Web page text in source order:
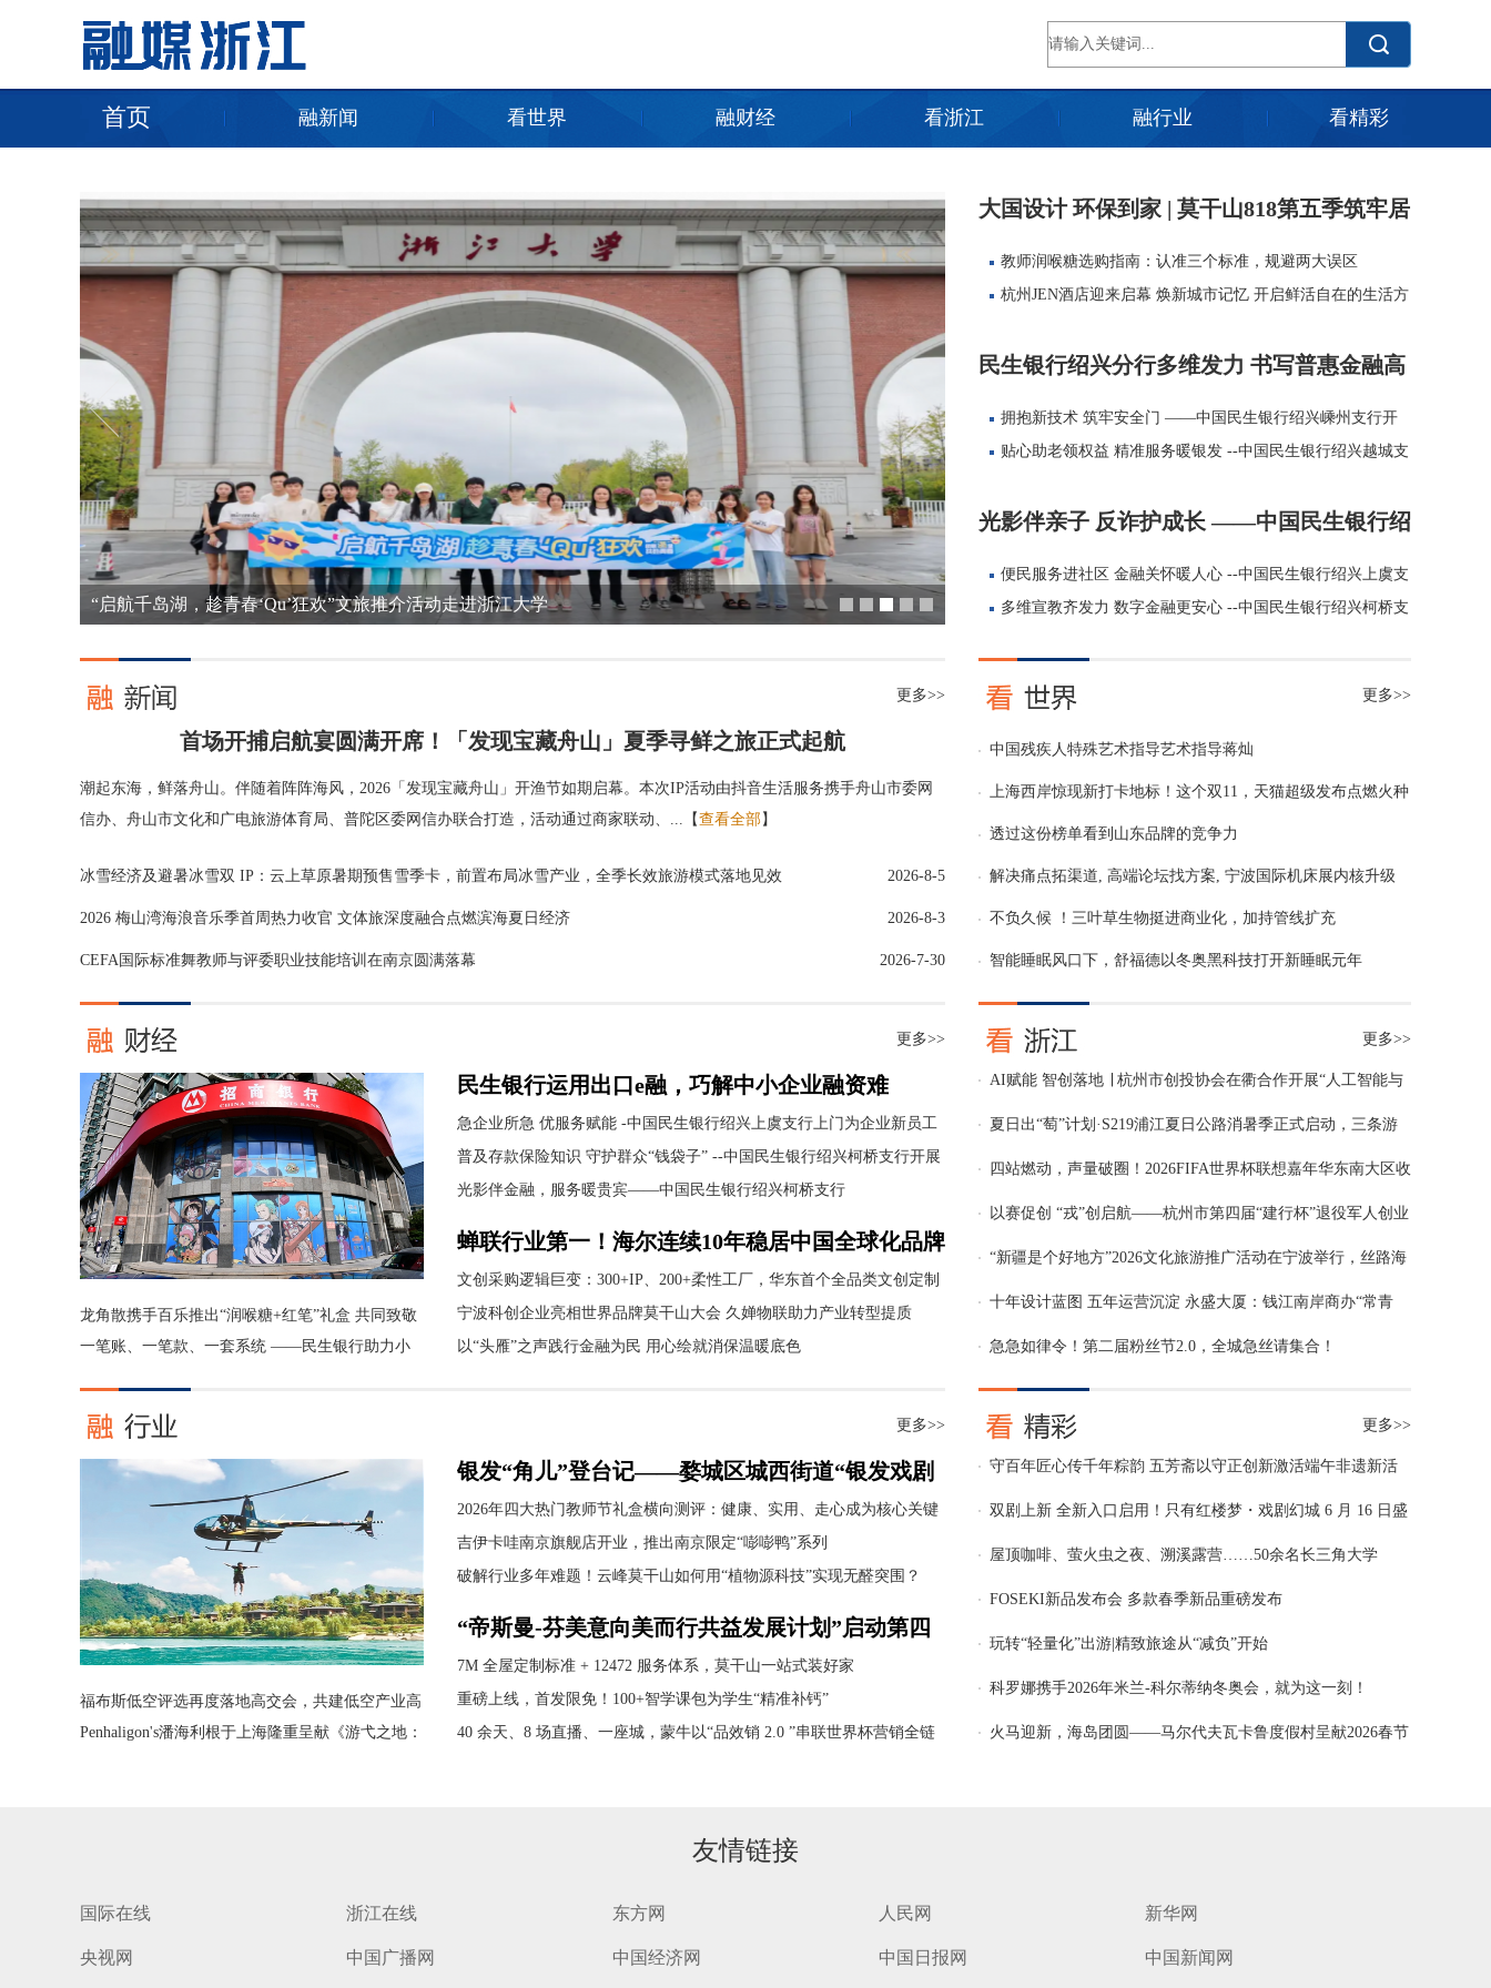
首页 融新闻 看世界 融财经 看浙江 融行业 看精彩
“启航千岛湖，趁青春‘Qu’狂欢”文旅推介活动走进浙江大学
大国设计 环保到家 | 莫干山818第五季筑牢居
教师润喉糖选购指南：认准三个标准，规避两大误区
杭州JEN酒店迎来启幕 焕新城市记忆 开启鲜活自在的生活方
民生银行绍兴分行多维发力 书写普惠金融高
拥抱新技术 筑牢安全门 ——中国民生银行绍兴嵊州支行开
展七月数字金融工具和数据安全宣传月活动
贴心助老领权益 精准服务暖银发 --中国民生银行绍兴越城支
光影伴亲子 反诈护成长 ——中国民生银行绍
便民服务进社区 金融关怀暖人心 --中国民生银行绍兴上虞支
行上门为社区提供金融便民服务
多维宣教齐发力 数字金融更安心 --中国民生银行绍兴柯桥支
更多>>
首场开捕启航宴圆满开席！「发现宝藏舟山」夏季寻鲜之旅正式起航
潮起东海，鲜落舟山。伴随着阵阵海风，2026「发现宝藏舟山」开渔节如期启幕。本次IP活动由抖音生活服务携手舟山市委网
信办、舟山市文化和广电旅游体育局、普陀区委网信办联合打造，活动通过商家联动、...【查看全部】
2026-8-5
冰雪经济及避暑冰雪双 IP：云上草原暑期预售雪季卡，前置布局冰雪产业，全季长效旅游模式落地见效
2026-8-3
2026 梅山湾海浪音乐季首周热力收官 文体旅深度融合点燃滨海夏日经济
2026-7-30
CEFA国际标准舞教师与评委职业技能培训在南京圆满落幕
更多>>
中国残疾人特殊艺术指导艺术指导蒋灿
上海西岸惊现新打卡地标！这个双11，天猫超级发布点燃火种
透过这份榜单看到山东品牌的竞争力
解决痛点拓渠道, 高端论坛找方案, 宁波国际机床展内核升级
不负久候 ！三叶草生物挺进商业化，加持管线扩充
智能睡眠风口下，舒福德以冬奥黑科技打开新睡眠元年
更多>>
龙角散携手百乐推出“润喉糖+红笔”礼盒 共同致敬
教师节
一笔账、一笔款、一套系统 ——民生银行助力小
民生银行运用出口e融，巧解中小企业融资难
急企业所急 优服务赋能 -中国民生银行绍兴上虞支行上门为企业新员工
集中开立工资卡
普及存款保险知识 守护群众“钱袋子” --中国民生银行绍兴柯桥支行开展
存款保险宣传活动
光影伴金融，服务暖贵宾——中国民生银行绍兴柯桥支行
蝉联行业第一！海尔连续10年稳居中国全球化品牌
十强
文创采购逻辑巨变：300+IP、200+柔性工厂，华东首个全品类文创定制
供应链落地上海
宁波科创企业亮相世界品牌莫干山大会 久婵物联助力产业转型提质
以“头雁”之声践行金融为民 用心绘就消保温暖底色
更多>>
AI赋能 智创落地 ∣ 杭州市创投协会在衢合作开展“人工智能与
OPC创新模式”科学咖啡馆活动
夏日出“萄”计划·S219浦江夏日公路消暑季正式启动，三条游
线发布，百人自驾团首发体验
四站燃动，声量破圈！2026FIFA世界杯联想嘉年华东南大区收
官
以赛促创 “戎”创启航——杭州市第四届“建行杯”退役军人创业
创新大赛圆满落幕
“新疆是个好地方”2026文化旅游推广活动在宁波举行，丝路海
港牵手陆丝枢纽，共谱文旅交流新篇
十年设计蓝图 五年运营沉淀 永盛大厦：钱江南岸商办“常青
树”的进阶之路
急急如律令！第二届粉丝节2.0，全城急丝请集合！
更多>>
福布斯低空评选再度落地高交会，共建低空产业高
质量发展平台
Penhaligon's潘海利根于上海隆重呈献《游弋之地：
银发“角儿”登台记——婺城区城西街道“银发戏剧
社” 让困境老人从“被关怀”变“发光者”
2026年四大热门教师节礼盒横向测评：健康、实用、走心成为核心关键
词
吉伊卡哇南京旗舰店开业，推出南京限定“嘭嘭鸭”系列
破解行业多年难题！云峰莫干山如何用“植物源科技”实现无醛突围？
“帝斯曼-芬美意向美而行共益发展计划”启动第四
7M 全屋定制标准 + 12472 服务体系，莫干山一站式装好家
重磅上线，首发限免！100+智学课包为学生“精准补钙”
40 余天、8 场直播、一座城，蒙牛以“品效销 2.0 ”串联世界杯营销全链
更多>>
守百年匠心传千年粽韵 五芳斋以守正创新激活端午非遗新活
力
双剧上新 全新入口启用！只有红楼梦・戏剧幻城 6 月 16 日盛
装归来
屋顶咖啡、萤火虫之夜、溯溪露营……50余名长三角大学
生“青春视介官”解锁诸暨“两天一晚”新玩法
FOSEKI新品发布会 多款春季新品重磅发布
玩转“轻量化”出游|精致旅途从“减负”开始
科罗娜携手2026年米兰-科尔蒂纳冬奥会，就为这一刻！
火马迎新，海岛团圆——马尔代夫瓦卡鲁度假村呈献2026春节
友情链接
国际在线 浙江在线 东方网 人民网 新华网
央视网 中国广播网 中国经济网 中国日报网 中国新闻网